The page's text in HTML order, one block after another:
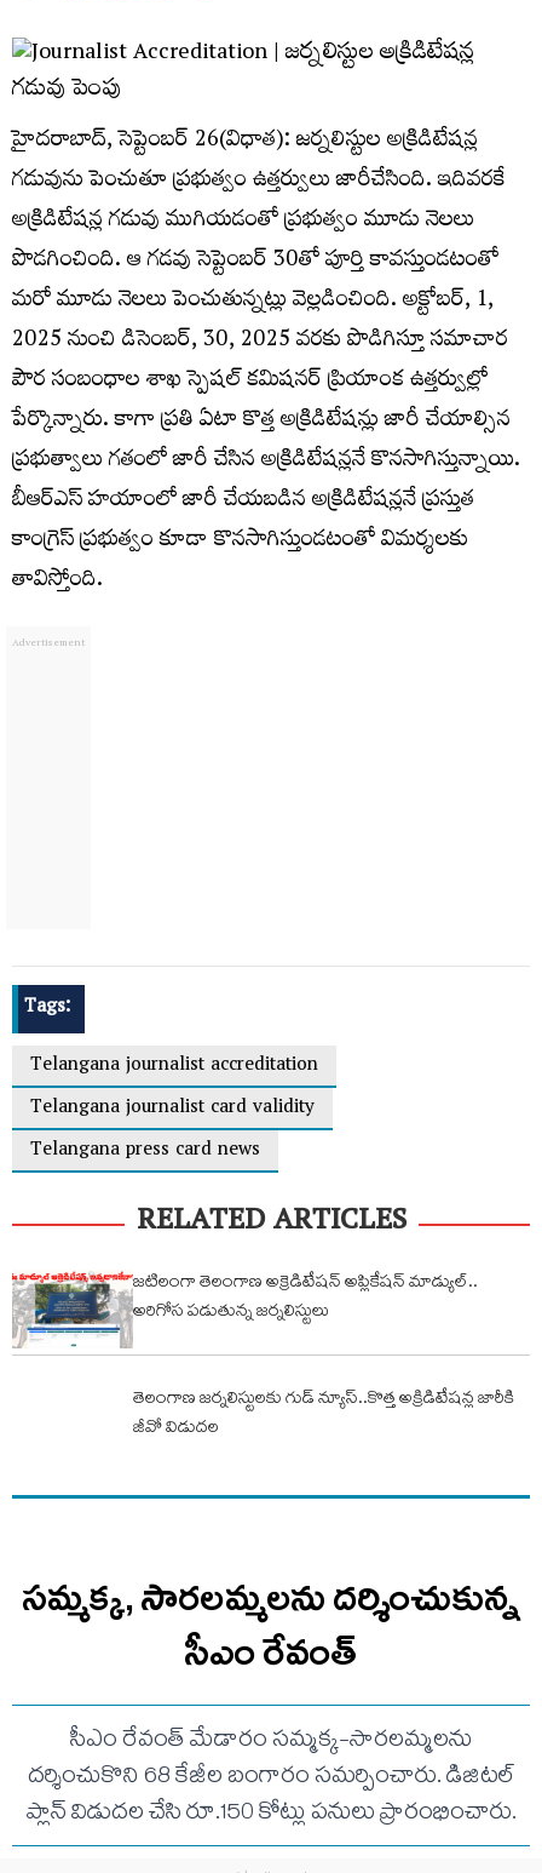
హైదరాబాద్, సెప్టెంబర్ 26(విధాత): జర్నలిస్టుల అక్రిడిటేషన్ల
గడువును పెంచుతూ ప్రభుత్వం ఉత్తర్వులు జారీచేసింది. ఇదివరకే
అక్రిడిటేషన్ల గడువు ముగియడంతో ప్రభుత్వం మూడు నెలలు
పొడగించింది. ఆ గడవు సెప్టెంబర్ 30తో పూర్తి కావస్తుండటంతో
మరో మూడు నెలలు పెంచుతున్నట్లు వెల్లడించింది. అక్టోబర్, 1,
2025 నుంచి డిసెంబర్, 30, 2025 వరకు పొడిగిస్తూ సమాచార
పౌర సంబంధాల శాఖ స్పెషల్ కమిషనర్ ప్రియాంక ఉత్తర్వుల్లో
పేర్కొన్నారు. కాగా ప్రతి ఏటా కొత్త అక్రిడిటేషన్లు జారీ చేయాల్సిన
ప్రభుత్వాలు గతంలో జారీ చేసిన అక్రిడిటేషన్లనే కొనసాగిస్తున్నాయి.
బీఆర్ఎస్ హయాంలో జారీ చేయబడిన అక్రిడిటేషన్లనే ప్రస్తుత
కాంగ్రెస్ ప్రభుత్వం కూడా కొనసాగిస్తుండటంతో విమర్శలకు
తావిస్తోంది.
Tags:
Telangana journalist accreditation
Telangana journalist card validity
Telangana press card news
RELATED ARTICLES
జటిలంగా తెలంగాణ అక్రెడిటేషన్ అప్లికేషన్ మాడ్యుల్..
అరిగోస పడుతున్న జర్నలిస్టులు
తెలంగాణ జర్నలిస్టులకు గుడ్ న్యూస్..కొత్త అక్రిడిటేషన్ల జారీకి
జీవో విడుదల
సమ్మక్క, సారలమ్మలను దర్శించుకున్న
సీఎం రేవంత్
సీఎం రేవంత్ మేడారం సమ్మక్క-సారలమ్మలను
దర్శించుకొని 68 కేజీల బంగారం సమర్పించారు. డిజిటల్
ప్లాన్ విడుదల చేసి రూ.150 కోట్లు పనులు ప్రారంభించారు.